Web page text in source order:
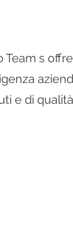
Team s
e di